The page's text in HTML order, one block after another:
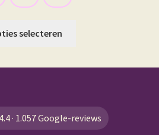
selecteren
meerdere
optie
kan
4.4 · 1.057 Google-reviews